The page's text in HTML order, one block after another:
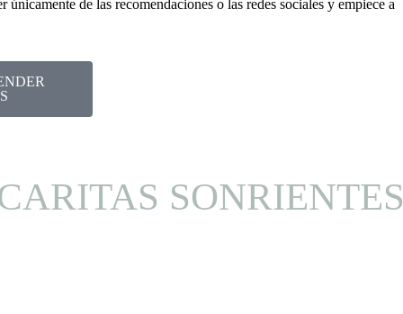
únicamente de las recomendaciones o las redes sociales y empiece a
SONRIENTES